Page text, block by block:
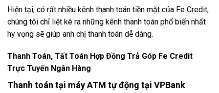
Hiện tại, có rất nhiều kênh thanh toán tiền mặt của Fe Credit,
chúng tôi chỉ liệt kê ra những kênh thanh toán phổ biến nhất
hy vọng sẽ giúp anh chị thanh toán dễ dàng.
Thanh Toán, Tất Toán Hợp Đồng Trả Góp Fe Credit
Trực Tuyến Ngân Hàng
Thanh toán tại máy ATM tự động tại VPBank